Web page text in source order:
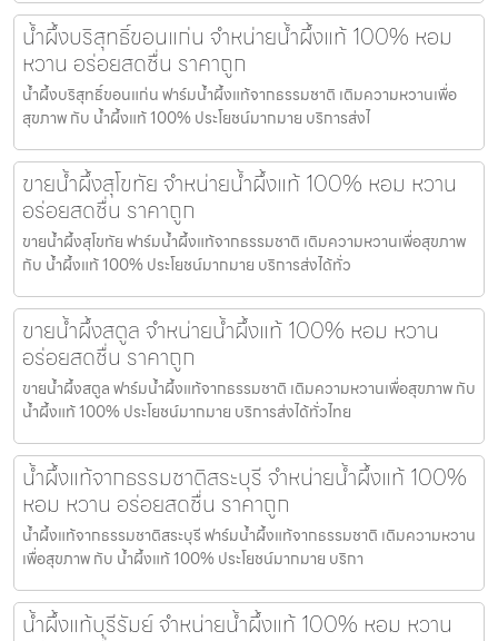
น้ำผึ้งบริสุทธิ์ขอนแก่น จำหน่ายน้ำผึ้งแท้ 100% หอม
หวาน อร่อยสดชื่น ราคาถูก
น้ำผึ้งบริสุทธิ์ขอนแก่น ฟาร์มน้ำผึ้งแท้จากธรรมชาติ เติมความหวานเพื่อ
สุขภาพ กับ น้ำผึ้งแท้ 100% ประโยชน์มากมาย บริการส่งไ
ขายน้ำผึ้งสุโขทัย จำหน่ายน้ำผึ้งแท้ 100% หอม หวาน
อร่อยสดชื่น ราคาถูก
ขายน้ำผึ้งสุโขทัย ฟาร์มน้ำผึ้งแท้จากธรรมชาติ เติมความหวานเพื่อสุขภาพ
กับ น้ำผึ้งแท้ 100% ประโยชน์มากมาย บริการส่งได้ทั่ว
ขายน้ำผึ้งสตูล จำหน่ายน้ำผึ้งแท้ 100% หอม หวาน
อร่อยสดชื่น ราคาถูก
ขายน้ำผึ้งสตูล ฟาร์มน้ำผึ้งแท้จากธรรมชาติ เติมความหวานเพื่อสุขภาพ กับ
น้ำผึ้งแท้ 100% ประโยชน์มากมาย บริการส่งได้ทั่วไทย
น้ำผึ้งแท้จากธรรมชาติสระบุรี จำหน่ายน้ำผึ้งแท้ 100%
หอม หวาน อร่อยสดชื่น ราคาถูก
น้ำผึ้งแท้จากธรรมชาติสระบุรี ฟาร์มน้ำผึ้งแท้จากธรรมชาติ เติมความหวาน
เพื่อสุขภาพ กับ น้ำผึ้งแท้ 100% ประโยชน์มากมาย บริกา
น้ำผึ้งแท้บุรีรัมย์ จำหน่ายน้ำผึ้งแท้ 100% หอม หวาน